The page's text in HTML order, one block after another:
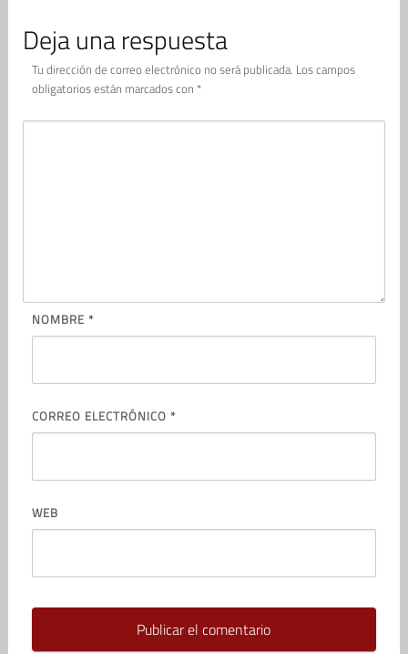
Deja una respuesta
Tu dirección de correo electrónico no será publicada. Los campos
obligatorios están marcados con *
NOMBRE *
CORREO ELECTRÓNICO *
WEB